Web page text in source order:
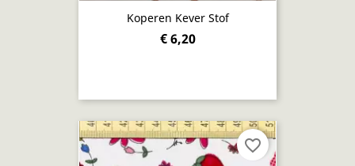
Koperen Kever Stof
€ 6,20
favorite_border